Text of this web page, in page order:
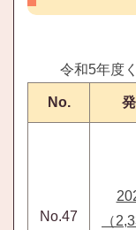
令和5年度
No.
No.47
（